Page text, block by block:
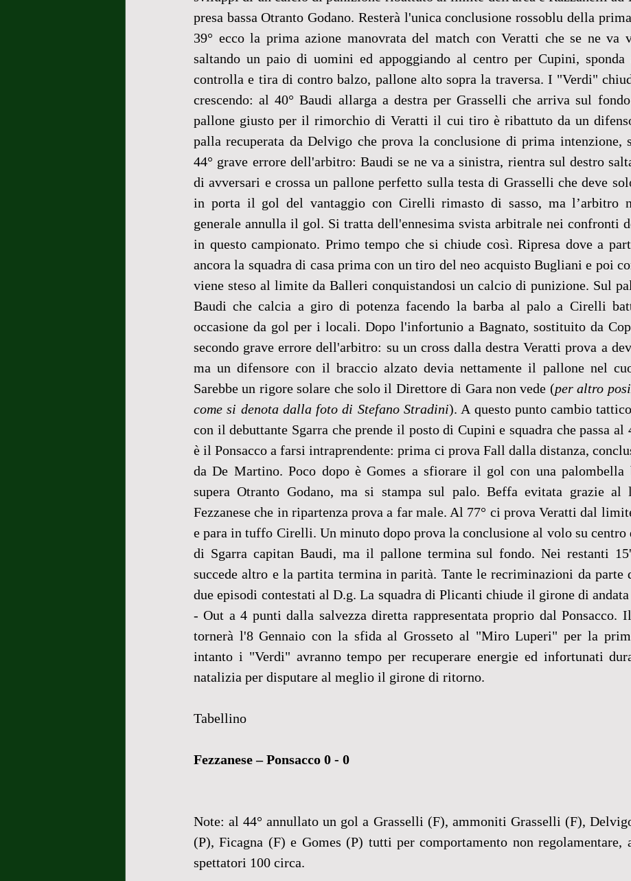
presa bassa Otranto Godano. Resterà l'unica conclusione rossoblu della
39° ecco la prima azione manovrata del match con Veratti che se ne va
saltando un paio di uomini ed appoggiando al centro per Cupini, sponda
controlla e tira di contro balzo, pallone alto sopra la traversa. I "Verdi"
crescendo: al 40° Baudi allarga a destra per Grasselli che arriva sul
pallone giusto per il rimorchio di Veratti il cui tiro è ribattuto da un
palla recuperata da Delvigo che prova la conclusione di prima intenzione,
44° grave errore dell'arbitro: Baudi se ne va a sinistra, rientra sul destro
di avversari e crossa un pallone perfetto sulla testa di Grasselli che deve
in porta il gol del vantaggio con Cirelli rimasto di sasso, ma l’arbitro
generale annulla il gol. Si tratta dell'ennesima svista arbitrale nei confronti
in questo campionato. Primo tempo che si chiude così. Ripresa dove a
ancora la squadra di casa prima con un tiro del neo acquisto Bugliani e poi
viene steso al limite da Balleri conquistandosi un calcio di punizione. Sul
Baudi che calcia a giro di potenza facendo la barba al palo a Cirelli
occasione da gol per i locali. Dopo l'infortunio a Bagnato, sostituito da
secondo grave errore dell'arbitro: su un cross dalla destra Veratti prova a
ma un difensore con il braccio alzato devia nettamente il pallone nel
Sarebbe un rigore solare che solo il Direttore di Gara non vede (per altro
come si denota dalla foto di Stefano Stradini). A questo punto cambio
con il debuttante Sgarra che prende il posto di Cupini e squadra che passa al
è il Ponsacco a farsi intraprendente: prima ci prova Fall dalla distanza,
da De Martino. Poco dopo è Gomes a sfiorare il gol con una palombella
supera Otranto Godano, ma si stampa sul palo. Beffa evitata grazie al
Fezzanese che in ripartenza prova a far male. Al 77° ci prova Veratti dal
e para in tuffo Cirelli. Un minuto dopo prova la conclusione al volo su centro
di Sgarra capitan Baudi, ma il pallone termina sul fondo. Nei restanti
succede altro e la partita termina in parità. Tante le recriminazioni da parte
due episodi contestati al D.g. La squadra di Plicanti chiude il girone di
- Out a 4 punti dalla salvezza diretta rappresentata proprio dal Ponsacco.
tornerà l'8 Gennaio con la sfida al Grosseto al "Miro Luperi" per la
intanto i "Verdi" avranno tempo per recuperare energie ed infortunati
natalizia per disputare al meglio il girone di ritorno.
Tabellino
Fezzanese – Ponsacco 0 - 0
Note: al 44° annullato un gol a Grasselli (F), ammoniti Grasselli (F),
(P), Ficagna (F) e Gomes (P) tutti per comportamento non regolamentare,
spettatori 100 circa.